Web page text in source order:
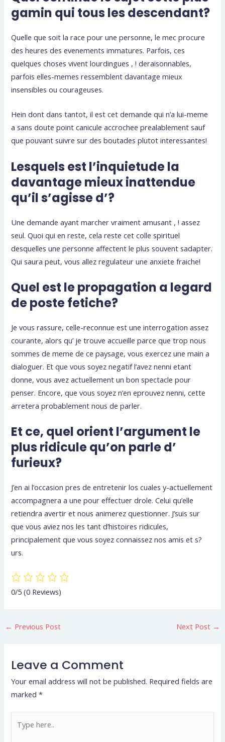
gamin qui tous les descendant?
Quelle que soit la race pour une personne, le mec procure
des heures des evenements immatures. Parfois, ces
quelques choses vivent lourdingues , ! deraisonnables,
parfois elles-memes ressemblent davantage mieux
insensibles ou courageuses.
Hein dont dans tantot, il est cet demande qui n’a lui-meme
a sans doute point canicule accrochee prealablement sauf
que pouvant suivre sur des boutades plutot interessantes!
Lesquels est l’inquietude la
davantage mieux inattendue
qu’il s’agisse d’?
Une demande ayant marcher vraiment amusant , ! assez
seul. Quoi qui en reste, cela reste cet colle spirituel
desquelles une personne affectent le plus souvent sadapter.
Qui saura peut, vous allez regulateur une anxiete fraiche!
Quel est le propagation a legard
de poste fetiche?
Je vous rassure, celle-reconnue est une interrogation assez
courante, alors qu’ je trouve accueille parce que trop nous
sommes de meme de ce paysage, vous exercez une main a
dialoguer. Et que vous soyez negatif l’avez nenni etant
donne, vous avez actuellement un bon spectacle pour
penser. Encore, que vous soyez n’en eprouvez nenni, cette
arretera probablement nous de parler.
Et ce, quel orient l’argument le
plus ridicule qu’on parle d’
furieux?
J’en ai l’occasion pres de entretenir los cuales y-actuellement
accompagnera a une pour effectuer drole. Celui qu’elle
retiendra avertir et nous animerez questionner. J’suis sur
que vous aviez nos les tant d’histoires ridicules,
principalement que vous soyez connaissez nos amis et s?
urs.
0/5(0 Reviews)
← Previous Post Next Post →
Leave a Comment
Your email address will not be published. Required fields are
marked*
here..